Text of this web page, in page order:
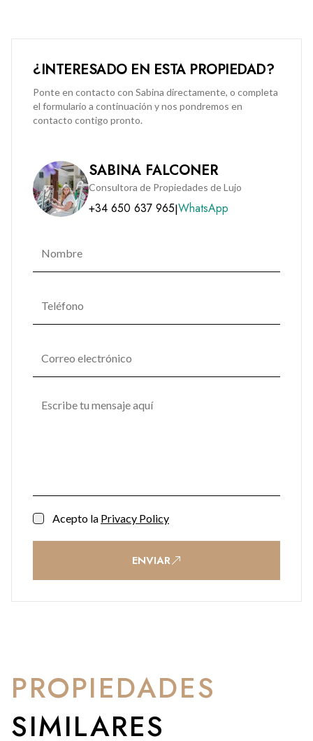
¿INTERESADO EN ESTA PROPIEDAD?
Ponte en contacto con Sabina directamente, o completa
el formulario a continuación y nos pondremos en
contacto contigo pronto.
SABINA FALCONER
Consultora de Propiedades de Lujo
+34 650 637 965|WhatsApp
Acepto la Privacy Policy
ENVIAR
PROPIEDADES
SIMILARES